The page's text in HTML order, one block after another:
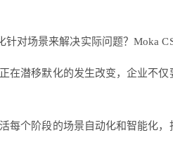
针对场景来解决实际问题？Moka
在潜移默化的发生改变，企业不
个阶段的场景自动化和智能化